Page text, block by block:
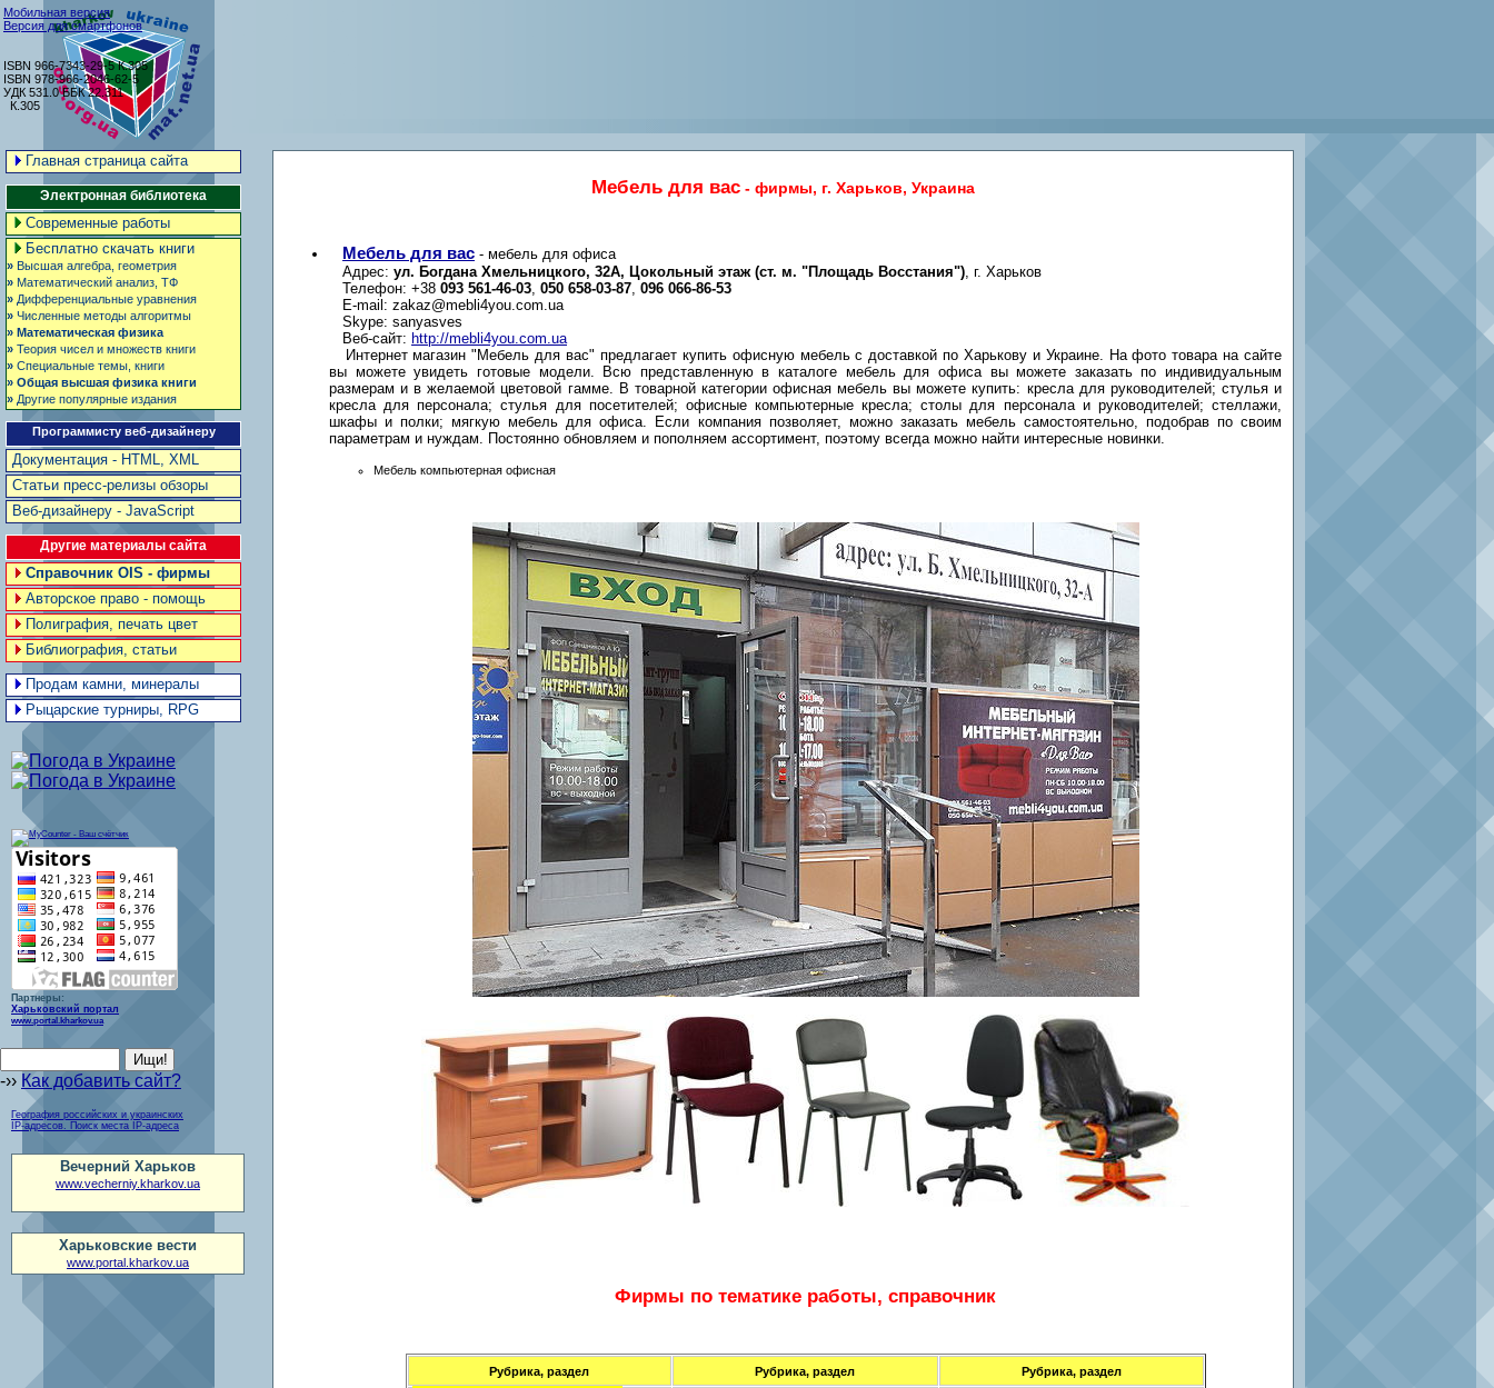
Мобильная версия
Версия для смартфонов
ISBN 966-7343-29-5 К.305
ISBN 978-966-2046-62-5
УДК 531.0 ББК 22.311
К.305
Главная страница сайта
Электронная библиотека
Современные работы
Бесплатно скачать книги
» Высшая алгебра, геометрия
» Математический анализ, ТФ
» Дифференциальные уравнения
» Численные методы алгоритмы
» Математическая физика
» Теория чисел и множеств книги
» Специальные темы, книги
» Общая высшая физика книги
» Другие популярные издания
Программисту веб-дизайнеру
Документация - HTML, XML
Статьи пресс-релизы обзоры
Веб-дизайнеру - JavaScript
Другие материалы сайта
Справочник OIS - фирмы
Авторское право - помощь
Полиграфия, печать цвет
Библиография, статьи
Продам камни, минералы
Рыцарские турниры, RPG
Мебель для вас - фирмы, г. Харьков, Украина
Мебель для вас - мебель для офиса
Адрес: ул. Богдана Хмельницкого, 32А, Цокольный этаж (ст. м. "Площадь Восстания"), г. Харьков
Телефон: +38 093 561-46-03, 050 658-03-87, 096 066-86-53
E-mail: zakaz@mebli4you.com.ua
Skype: sanyasves
Веб-сайт: http://mebli4you.com.ua
Интернет магазин "Мебель для вас" предлагает купить офисную мебель с доставкой по Харькову и Украине. На фото товара на сайте
вы можете увидеть готовые модели. Всю представленную в каталоге мебель для офиса вы можете заказать по индивидуальным
размерам и в желаемой цветовой гамме. В товарной категории офисная мебель вы можете купить: кресла для руководителей; стулья и
кресла для персонала; стулья для посетителей; офисные компьютерные кресла; столы для персонала и руководителей; стеллажи,
шкафы и полки; мягкую мебель для офиса. Если компания позволяет, можно заказать мебель самостоятельно, подобрав по своим
параметрам и нуждам. Постоянно обновляем и пополняем ассортимент, поэтому всегда можно найти интересные новинки.
Мебель компьютерная офисная
Фирмы по тематике работы, справочник
Рубрика, раздел Рубрика, раздел Рубрика, раздел
Партнеры:
Харьковский портал
www.portal.kharkov.ua
-›› Как добавить сайт?
География российских и украинских
IP-адресов. Поиск места IP-адреса
Вечерний Харьков
www.vecherniy.kharkov.ua
Харьковские вести
www.portal.kharkov.ua